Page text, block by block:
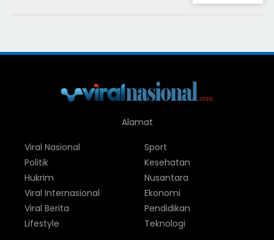
Alamat
Viral Nasional
Politik
Hukrim
Viral Internasional
Viral Berita
Lifestyle
Sport
Kesehatan
Nusantara
Ekonomi
Pendidikan
Teknologi